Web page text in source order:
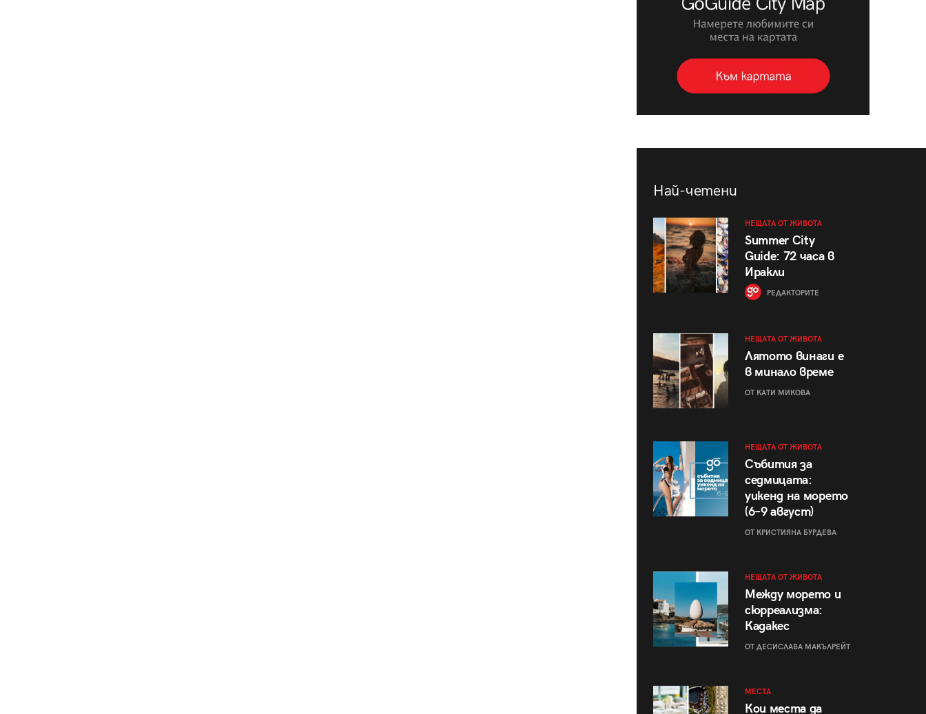
Най-четени
НЕЩАТА ОТ ЖИВОТА
Summer City
Guide: 72 часа в
Иракли
РЕДАКТОРИТЕ
НЕЩАТА ОТ ЖИВОТА
Лятото винаги е
в минало време
ОТ КАТИ МИКОВА
НЕЩАТА ОТ ЖИВОТА
Събития за
седмицата:
уикенд на морето
(6–9 август)
ОТ КРИСТИЯНА БУРДЕВА
НЕЩАТА ОТ ЖИВОТА
Между морето и
сюрреализма:
Кадакес
ОТ ДЕСИСЛАВА МАКЪЛРЕЙТ
МЕСТА
Кои места да